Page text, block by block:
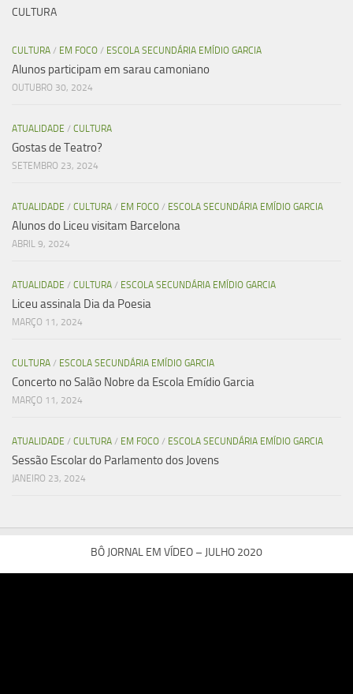
CULTURA
CULTURA / EM FOCO / ESCOLA SECUNDÁRIA EMÍDIO GARCIA
Alunos participam em sarau camoniano
OUTUBRO 30, 2024
ATUALIDADE / CULTURA
Gostas de Teatro?
SETEMBRO 23, 2024
ATUALIDADE / CULTURA / EM FOCO / ESCOLA SECUNDÁRIA EMÍDIO GARCIA
Alunos do Liceu visitam Barcelona
ABRIL 9, 2024
ATUALIDADE / CULTURA / ESCOLA SECUNDÁRIA EMÍDIO GARCIA
Liceu assinala Dia da Poesia
MARÇO 11, 2024
CULTURA / ESCOLA SECUNDÁRIA EMÍDIO GARCIA
Concerto no Salão Nobre da Escola Emídio Garcia
MARÇO 11, 2024
ATUALIDADE / CULTURA / EM FOCO / ESCOLA SECUNDÁRIA EMÍDIO GARCIA
Sessão Escolar do Parlamento dos Jovens
JANEIRO 23, 2024
BÔ JORNAL EM VÍDEO – JULHO 2020